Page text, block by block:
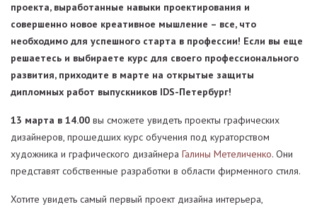
проекта, выработанные навыки проектирования и
совершенно новое креативное мышление – все, что
необходимо для успешного старта в профессии! Если вы еще
решаетесь и выбираете курс для своего профессионального
развития, приходите в марте на открытые защиты
дипломных работ выпускников IDS-Петербург!
13 марта в 14.00 вы сможете увидеть проекты графических
дизайнеров, прошедших курс обучения под кураторством
художника и графического дизайнера Галины Метеличенко. Они
представят собственные разработки в области фирменного стиля.
Хотите увидеть самый первый проект дизайна интерьера,